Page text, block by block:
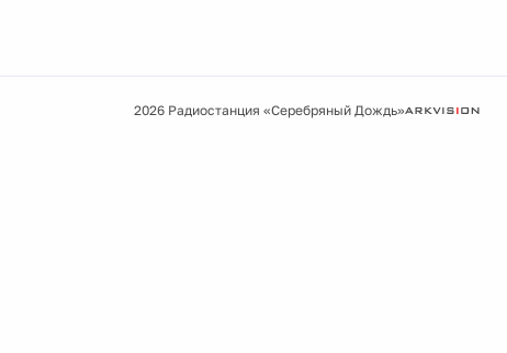
2026 Радиостанция «Серебряный Дождь»